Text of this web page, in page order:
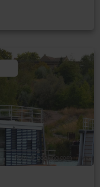
Foto: © booking.com